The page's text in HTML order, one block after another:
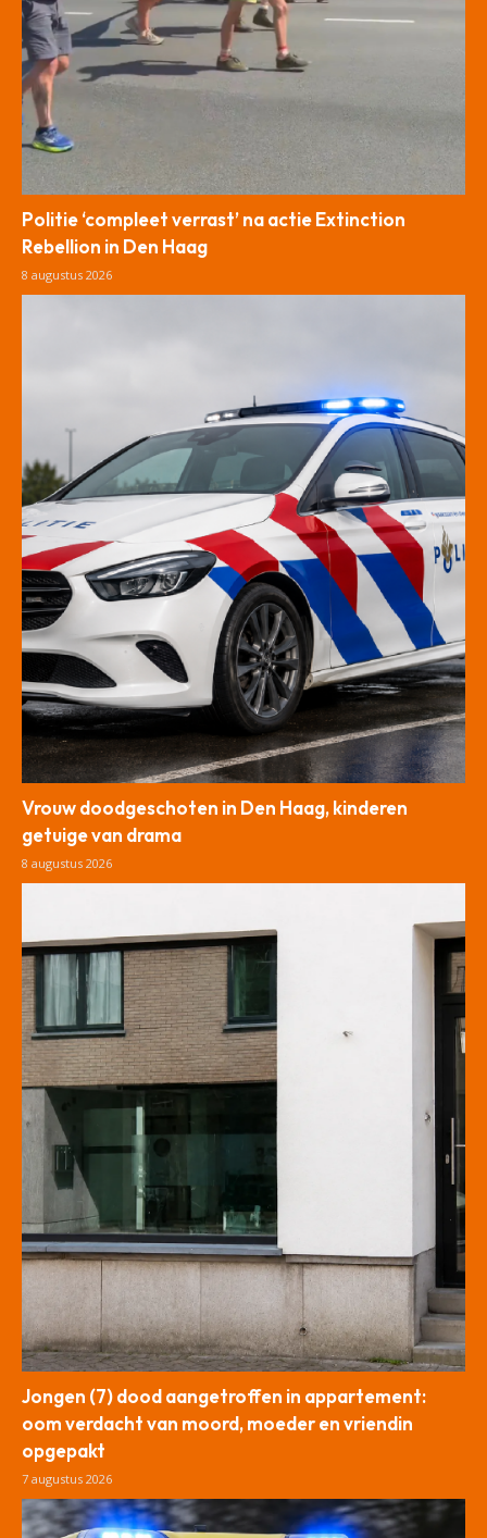
Politie ‘compleet verrast’ na actie Extinction
Rebellion in Den Haag
8 augustus 2026
Vrouw doodgeschoten in Den Haag, kinderen
getuige van drama
8 augustus 2026
Jongen (7) dood aangetroffen in appartement:
oom verdacht van moord, moeder en vriendin
opgepakt
7 augustus 2026